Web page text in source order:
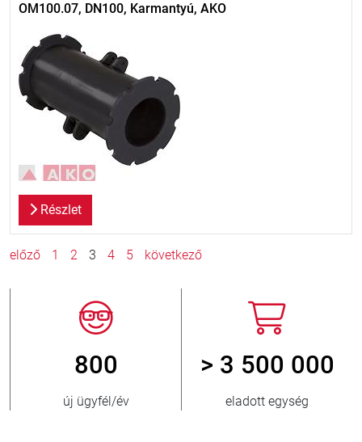
OM100.07, DN100, Karmantyú, AKO
Részlet
előző 1 2 3 4 5 következő
800
új ügyfél/év
> 3 500 000
eladott egység